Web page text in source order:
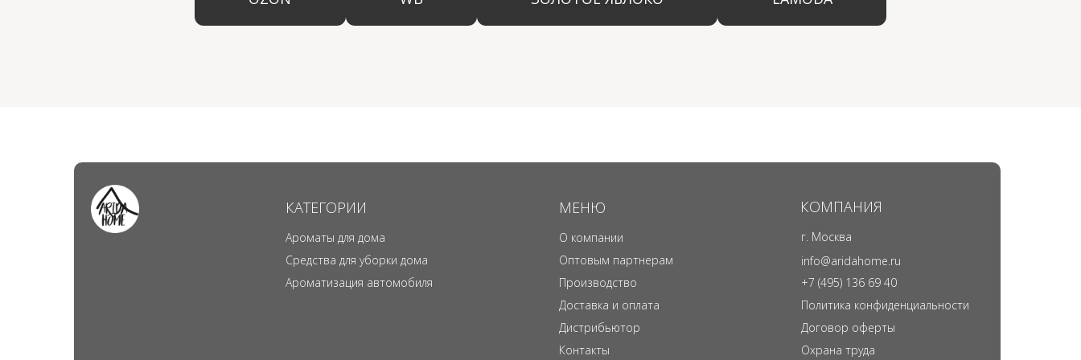
КАТЕГОРИИ
Ароматы для дома
Ароматизация автомобиля
Средства для уборки дома
МЕНЮ
О компании
Производство
Оптовым партнерам
Контакты
КОМПАНИЯ
г. Москва
info@aridahome.ru
+7 (495) 136 69 40
Политика конфиденциальности
Договор оферты
Охрана труда
Дистрибьютор
Доставка и оплата